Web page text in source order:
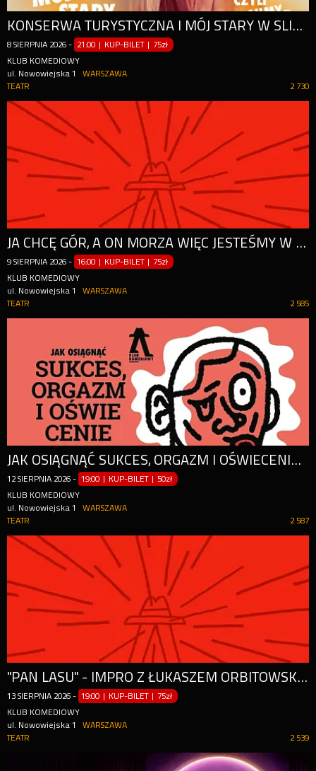
KONSERWA TURYSTYCZNA I MÓJ STARY W SLIPACH, CZYLI TRAUMY Z DZIECIŃSTWA
8 SIERPNIA 2026 - 21:00 | KUP-BILET | 75zł
KLUB KOMEDIOWY
ul. Nowowiejska 1
WARSZAWA
2 730
TEATR
JA CHCĘ GÓR, A ON MORZA WIĘC JESTEŚMY W KUTNIE - NOWOŚĆ
9 SIERPNIA 2026 - 16:00 | KUP-BILET | 75zł
KLUB KOMEDIOWY
ul. Nowowiejska 1
WARSZAWA
2 585
TEATR
JAK OSIĄGNĄĆ SUKCES, ORGAZM I OŚWIECENIE DUCHOWE W WEEKEND
12 SIERPNIA 2026 - 19:00 | KUP-BILET | 50zł
KLUB KOMEDIOWY
ul. Nowowiejska 1
WARSZAWA
2 587
TEATR
"PAN LASU" - IMPRO Z ŁUKASZEM ORBITOWSKIM
13 SIERPNIA 2026 - 19:00 | KUP-BILET | 75zł
KLUB KOMEDIOWY
ul. Nowowiejska 1
WARSZAWA
2 539
TEATR